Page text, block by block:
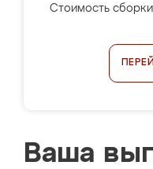
Стоимость
Ваша